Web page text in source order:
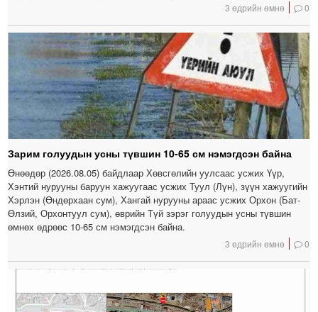
3 өдрийн өмнө 0
Зарим голуудын усны түвшин 10-65 см нэмэгдсэн байна
Өнөөдөр (2026.08.05) байдлаар Хөвсгөлийн уулсаас усжих Үүр,
Хэнтий нурууны баруун хажуугаас усжих Туул (Лүн), зүүн хажуугийн
Хэрлэн (Өндөрхаан сум), Хангай нурууны араас усжих Орхон (Бат-
Өлзий, Орхонтуул сум), өврийн Түй зэрэг голуудын усны түвшин
өмнөх өдрөөс 10-65 см нэмэгдсэн байна.
3 өдрийн өмнө 0